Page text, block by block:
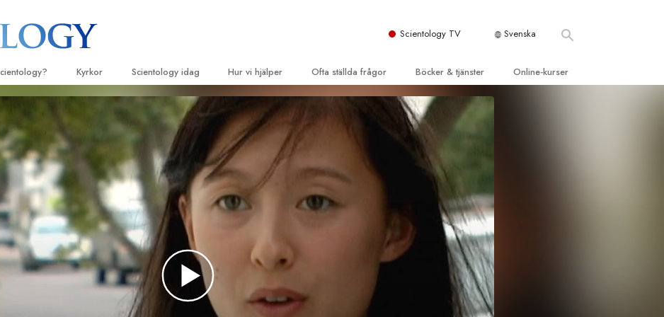
Scientology TV Svenska
och religiösa bruk
trossatser & kodexar
säger om
scientolog
grundprinciper
till Dianetics
Kyrkor
Hitta en kyrka
Ideala Scientology Kyrkor
Avancerade organisationer
Flag Land Base
Freewinds
Att få ut Scientology till världen
Scientology idag
Invigningar
Scientology evenemang
David Miscavige – Scientologys
kyrklige ledare
Hur vi hjälper
Vägen till lycka
Applied Scholastics
Criminon
Narconon
Sanningen om droger
Kommittén för mänskliga rättigheter
Scientologys frivilligpastorer
Ofta ställda frågor
Bakgrund och grundläggande
principer
Scientologys organisationer
Böcker & tjänster
De inledande böckerna
Ljudböcker
Introduktions-
föreläsningar
Online-kurser
Hur man löser konflikter
Tillvarons dynamiker
Beståndsdelarna i förståelse
Lösningar för en farlig omgivning
Assister för sjukdomar och skador
Integritet och ärlighet
Äktenskap
Den emotionella Tonskalan